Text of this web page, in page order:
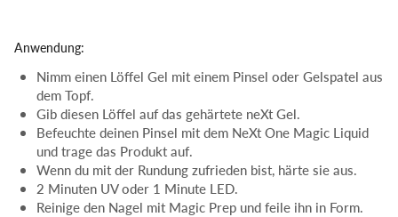
Anwendung:
Nimm einen Löffel Gel mit einem Pinsel oder Gelspatel aus
dem Topf.
Gib diesen Löffel auf das gehärtete neXt Gel.
Befeuchte deinen Pinsel mit dem NeXt One Magic Liquid
und trage das Produkt auf.
Wenn du mit der Rundung zufrieden bist, härte sie aus.
2 Minuten UV oder 1 Minute LED.
Reinige den Nagel mit Magic Prep und feile ihn in Form.